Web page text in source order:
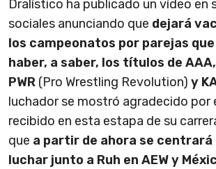
Dralístico ha publicado un vídeo en
sociales anunciando que dejará
los campeonatos por parejas
haber, a saber, los títulos de
PWR (Pro Wrestling Revolution) y
luchador se mostró agradecido por
recibido en esta estapa de su
que a partir de ahora se centrará
luchar junto a Ruh en AEW y